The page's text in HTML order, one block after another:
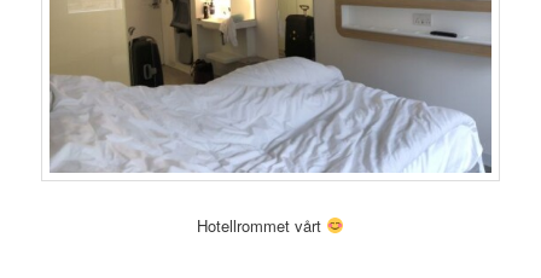
Hotellrommet vårt